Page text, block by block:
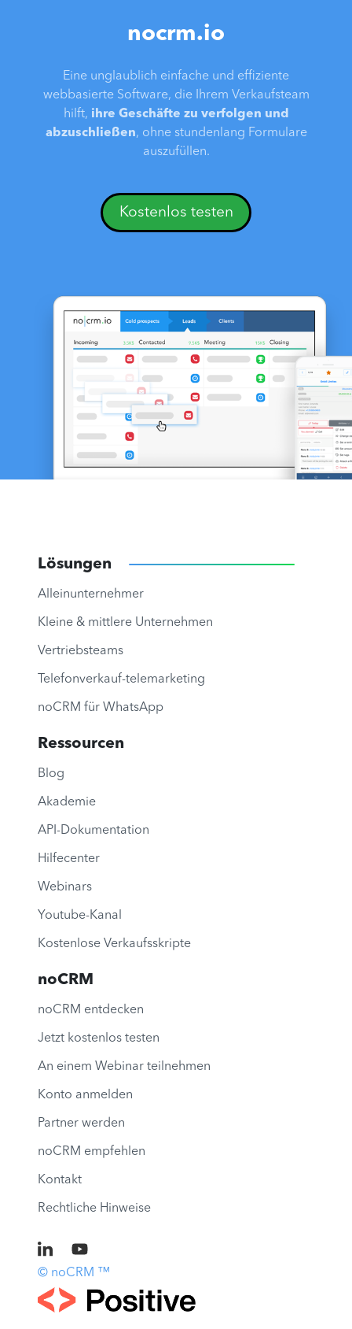
nocrm.io
Eine unglaublich einfache und effiziente
webbasierte Software, die Ihrem Verkaufsteam
hilft, ihre Geschäfte zu verfolgen und
abzuschließen, ohne stundenlang Formulare
auszufüllen.
Kostenlos testen
Lösungen
Alleinunternehmer
Kleine & mittlere Unternehmen
Vertriebsteams
Telefonverkauf-telemarketing
noCRM für WhatsApp
Ressourcen
Blog
Akademie
API-Dokumentation
Hilfecenter
Webinars
Youtube-Kanal
Kostenlose Verkaufsskripte
noCRM
noCRM entdecken
Jetzt kostenlos testen
An einem Webinar teilnehmen
Konto anmelden
Partner werden
noCRM empfehlen
Kontakt
Rechtliche Hinweise
© noCRM ™